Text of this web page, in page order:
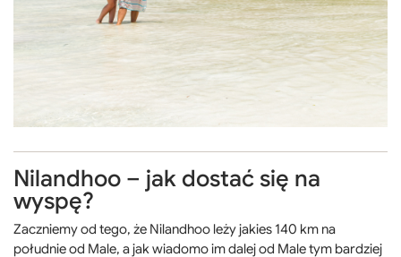
Nilandhoo – jak dostać się na
wyspę?
Zaczniemy od tego, że Nilandhoo leży jakies 140 km na
południe od Male, a jak wiadomo im dalej od Male tym bardziej